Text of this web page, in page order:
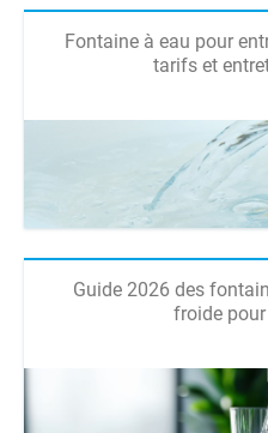
Fontaine à eau pour
tarifs et
Guide 2026 des
froide